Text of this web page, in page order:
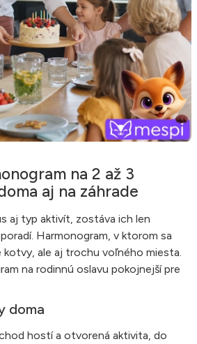
na 2 až 3
aj na záhrade
aj typ aktivít, zostáva ich len
Harmonogram, v ktorom sa
kotvy, ale aj trochu voľného miesta.
na rodinnú oslavu pokojnejší pre
doma
hostí a otvorená aktivita, do